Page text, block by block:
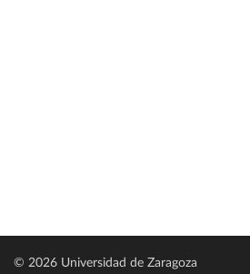
© 2026 Universidad de Zaragoza